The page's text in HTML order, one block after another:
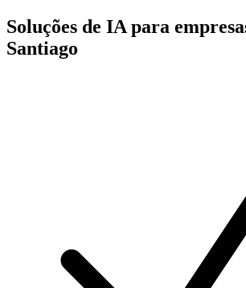
Soluções de IA para
Santiago